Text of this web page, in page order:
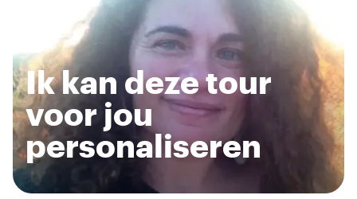
Ik kan deze tour
voor jou
personaliseren